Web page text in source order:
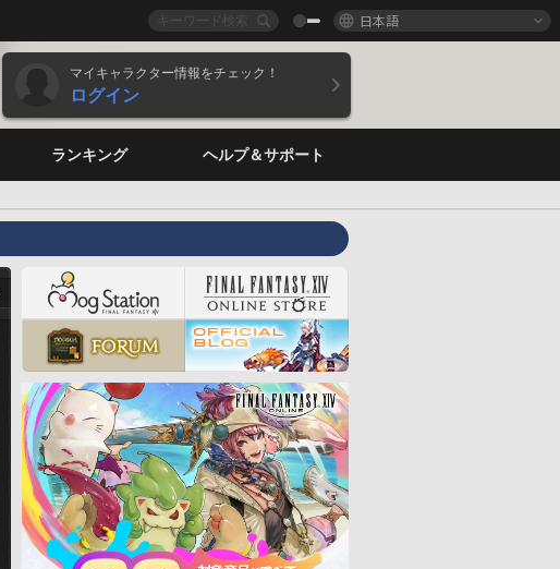
日本語
マイキャラクター情報をチェック！
ログイン
ランキング ヘルプ＆サポート